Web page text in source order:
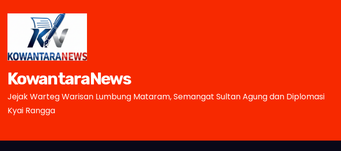
KowantaraNews
Jejak Warteg Warisan Lumbung Mataram, Semangat Sultan Agung dan Diplomasi
Kyai Rangga